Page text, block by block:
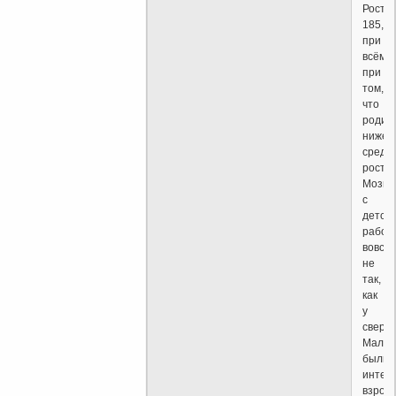
Рост
185,
при
всём
при
том,
что
ниже
роста.
Мозги
с
вовсе
не
так,
как
у
были